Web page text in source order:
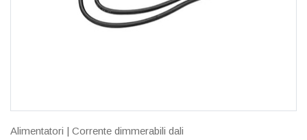
Alimentatori | Corrente dimmerabili dali